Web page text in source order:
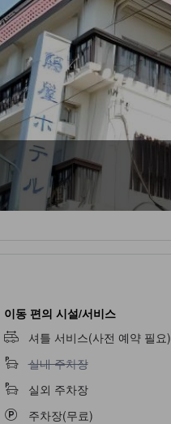
가
이동 편의 시설/서비스
셔틀 서비스(사전 예약 필요)
실내 주차장 이용 불가
실내 주차장
실외 주차장
주차장(무료)